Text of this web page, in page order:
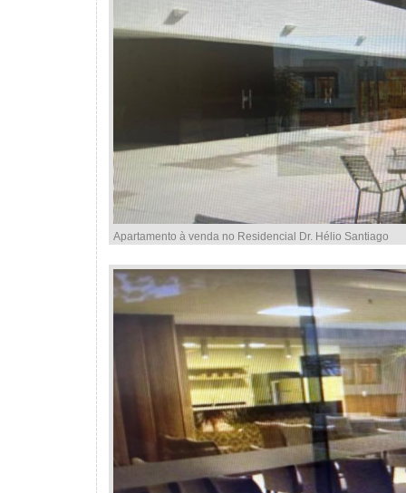
Apartamento à venda no Residencial Dr. Hélio Santiago